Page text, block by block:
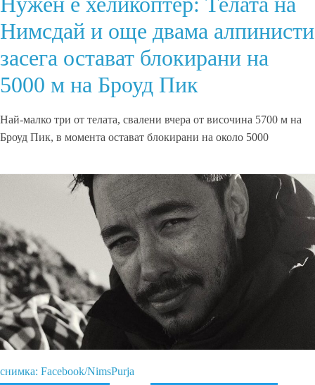
Нимсдай и още двама алпинисти
засега остават блокирани на
5000 м на Броуд Пик
Най-малко три от телата, свалени вчера от височина 5700 м на
Броуд Пик, в момента остават блокирани на около 5000
снимка: Facebook/NimsPurja